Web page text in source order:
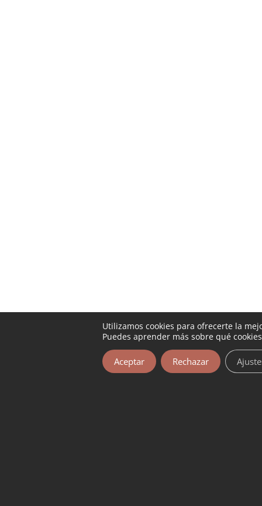
Utilizamos cookies para ofrecerte la
Puedes aprender más sobre qué
Aceptar Rechazar